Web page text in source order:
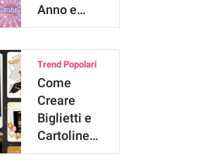
Anno e
Sfondi di
Trend Popolari
Come
Creare
Biglietti e
Cartoline
di Buon